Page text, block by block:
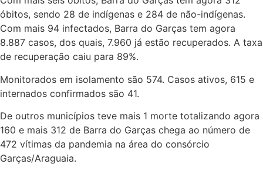
óbitos, sendo 28 de indígenas e 284 de não-indígenas.
Com mais 94 infectados, Barra do Garças tem agora
8.887 casos, dos quais, 7.960 já estão recuperados. A taxa
de recuperação caiu para 89%.
Monitorados em isolamento são 574. Casos ativos, 615 e
internados confirmados são 41.
De outros municípios teve mais 1 morte totalizando agora
160 e mais 312 de Barra do Garças chega ao número de
472 vítimas da pandemia na área do consórcio
Garças/Araguaia.